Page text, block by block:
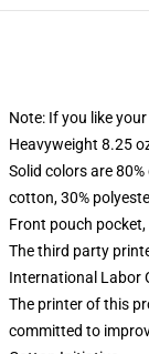
Note: If you like
Heavyweight 8.25
Solid colors are
cotton, 30%
Front pouch
The third party
International Labor
The printer of this
committed to